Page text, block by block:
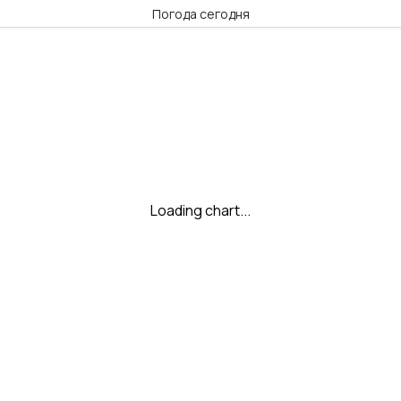
Погода сегодня
Loading chart...